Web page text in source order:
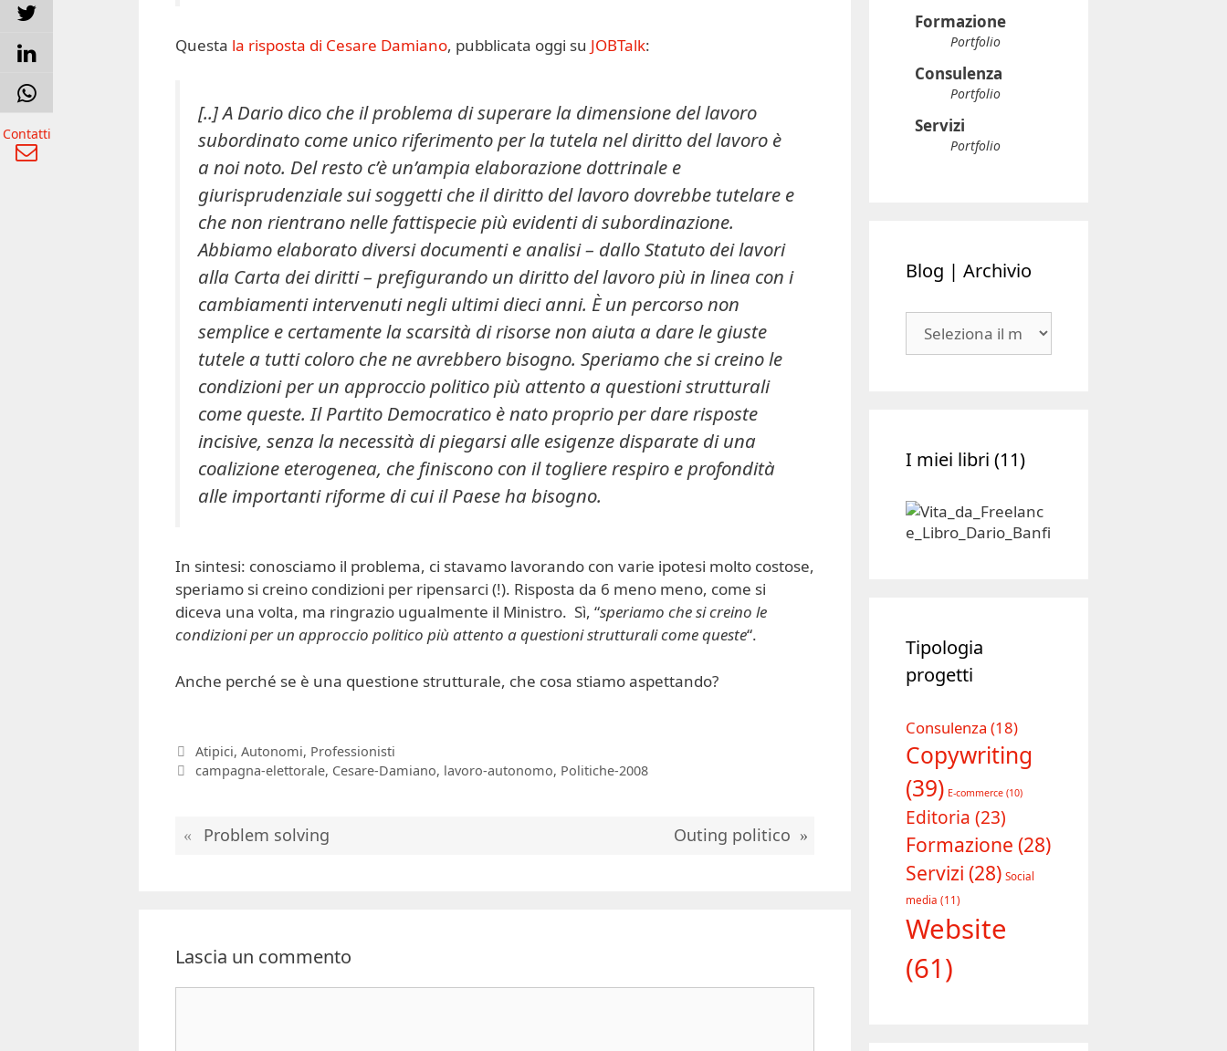
Questa la risposta di Cesare Damiano, pubblicata oggi su JOBTalk:
[..] A Dario dico che il problema di superare la dimensione del lavoro
subordinato come unico riferimento per la tutela nel diritto del lavoro è
a noi noto. Del resto c’è un’ampia elaborazione dottrinale e
giurisprudenziale sui soggetti che il diritto del lavoro dovrebbe tutelare e
che non rientrano nelle fattispecie più evidenti di subordinazione.
Abbiamo elaborato diversi documenti e analisi – dallo Statuto dei lavori
alla Carta dei diritti – prefigurando un diritto del lavoro più in linea con i
cambiamenti intervenuti negli ultimi dieci anni. È un percorso non
semplice e certamente la scarsità di risorse non aiuta a dare le giuste
tutele a tutti coloro che ne avrebbero bisogno. Speriamo che si creino le
condizioni per un approccio politico più attento a questioni strutturali
come queste. Il Partito Democratico è nato proprio per dare risposte
incisive, senza la necessità di piegarsi alle esigenze disparate di una
coalizione eterogenea, che finiscono con il togliere respiro e profondità
alle importanti riforme di cui il Paese ha bisogno.
In sintesi: conosciamo il problema, ci stavamo lavorando con varie ipotesi molto costose,
speriamo si creino condizioni per ripensarci (!). Risposta da 6 meno meno, come si
diceva una volta, ma ringrazio ugualmente il Ministro. Sì, “speriamo che si creino le
condizioni per un approccio politico più attento a questioni strutturali come queste“.
Anche perché se è una questione strutturale, che cosa stiamo aspettando?
Categorie
Atipici, Autonomi, Professionisti
Tag
campagna-elettorale, Cesare-Damiano, lavoro-autonomo, Politiche-2008
Outing politico
Problem solving
Lascia un commento
Formazione
Portfolio
Consulenza
Portfolio
Servizi
Portfolio
Blog | Archivio
I miei libri (11)
Tipologia
progetti
Consulenza (18)
Copywriting
(39) E-commerce (10)
Editoria (23)
Formazione (28)
Servizi (28) Social
media (11)
Website
(61)
Contatti